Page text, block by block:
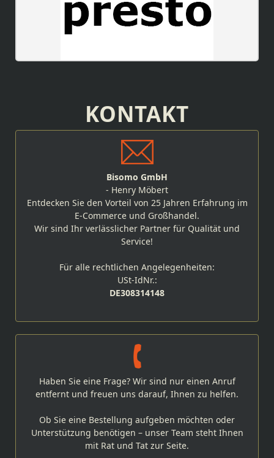
KONTAKT
Bisomo GmbH
- Henry Möbert
Entdecken Sie den Vorteil von 25 Jahren Erfahrung im
E-Commerce und Großhandel.
Wir sind Ihr verlässlicher Partner für Qualität und
Service!
Für alle rechtlichen Angelegenheiten:
USt-IdNr.:
DE308314148
Haben Sie eine Frage? Wir sind nur einen Anruf
entfernt und freuen uns darauf, Ihnen zu helfen.
Ob Sie eine Bestellung aufgeben möchten oder
Unterstützung benötigen – unser Team steht Ihnen
mit Rat und Tat zur Seite.